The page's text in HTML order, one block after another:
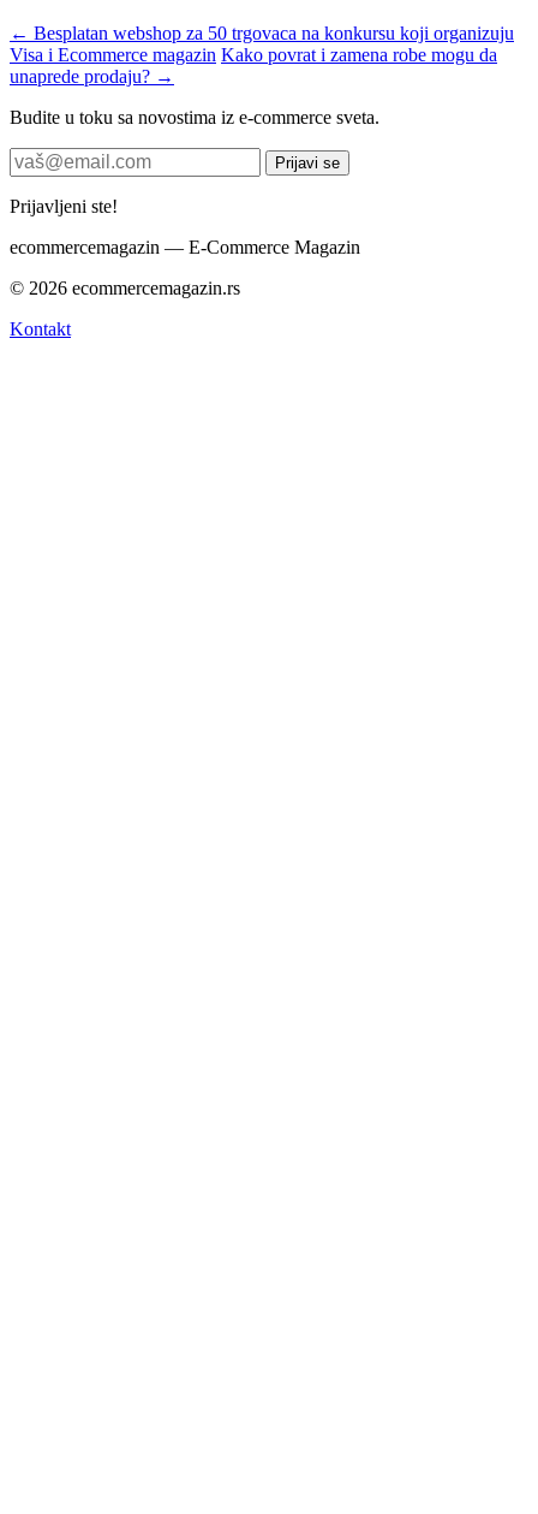
← Besplatan webshop za 50 trgovaca na konkursu koji organizuju
Visa i Ecommerce magazin Kako povrat i zamena robe mogu da
unaprede prodaju? →
Budite u toku sa novostima iz e-commerce sveta.
Prijavi se
Prijavljeni ste!
ecommercemagazin — E-Commerce Magazin
© 2026 ecommercemagazin.rs
Kontakt